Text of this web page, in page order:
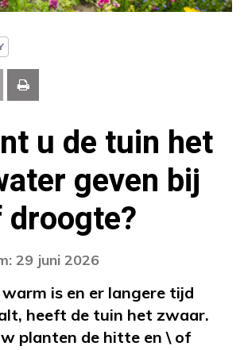
u de tuin het
geven bij
29 juni 2026
is en er langere tijd
heeft de tuin het zwaar.
planten de hitte en \ of